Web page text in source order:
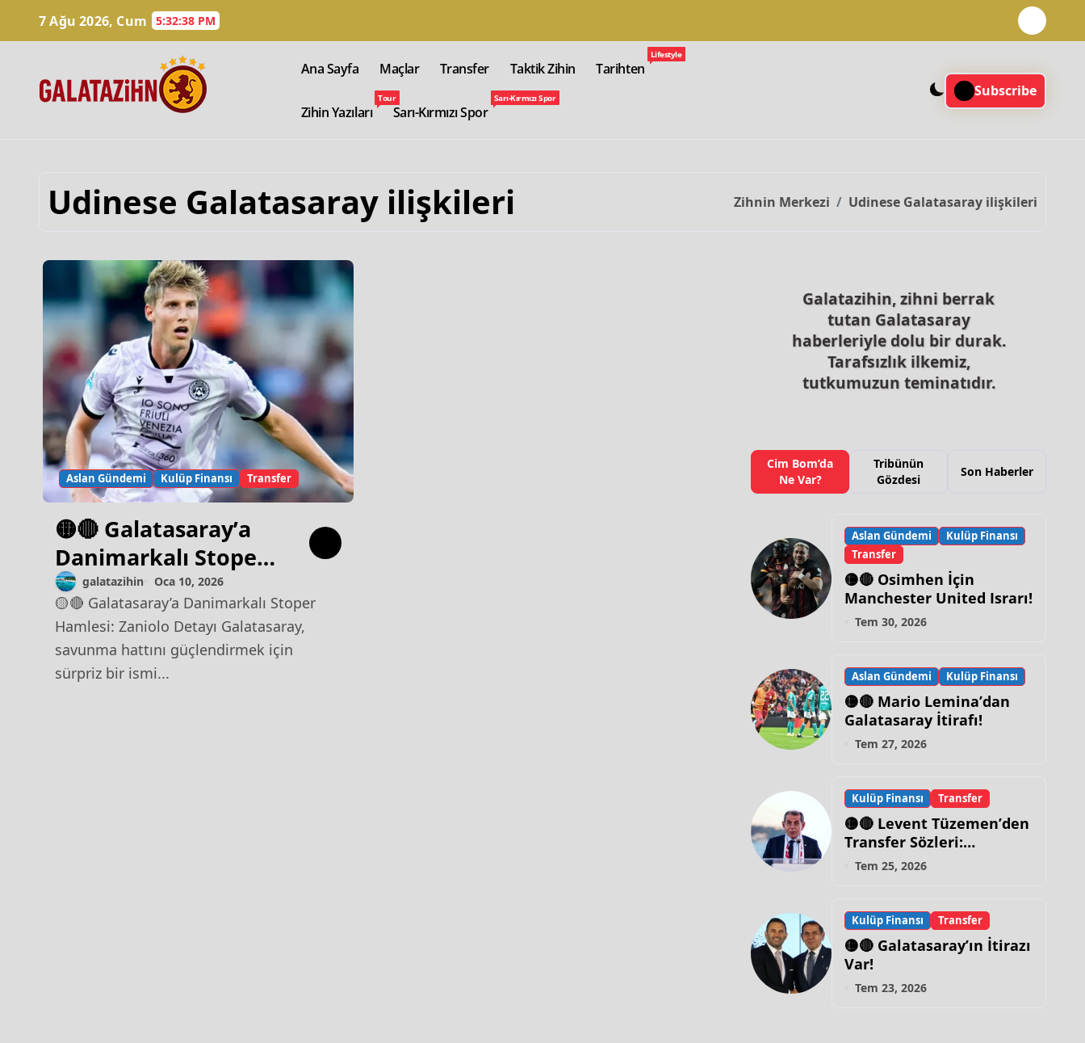
7 Ağu 2026, Cum 5:32:39 PM
Ana Sayfa Maçlar Transfer Taktik Zihin Tarihten
Lifestyle
Zihin Yazıları
Tour
Sarı-Kırmızı Spor
Sarı-Kırmızı Spor Subscribe
Udinese Galatasaray ilişkileri Zihnin Merkezi Udinese Galatasaray ilişkileri
Aslan Gündemi Kulüp Finansı Transfer
🟡🔴 Galatasaray’a
Danimarkalı Stoper
Hamlesi: Zaniolo
Detayı
galatazihin Oca 10, 2026
🟡🔴 Galatasaray’a Danimarkalı Stoper
Hamlesi: Zaniolo Detayı Galatasaray,
savunma hattını güçlendirmek için
sürpriz bir ismi...
Galatazihin, zihni berrak
tutan Galatasaray
haberleriyle dolu bir durak.
Tarafsızlık ilkemiz,
tutkumuzun teminatıdır.
Cim Bom’da
Ne Var?
Tribünün
Gözdesi
Son Haberler
Aslan Gündemi
Kulüp Finansı
Transfer
🟡🔴 Osimhen İçin
Manchester United Israrı!
Tem 30, 2026
Aslan Gündemi Kulüp Finansı
🟡🔴 Mario Lemina’dan
Galatasaray İtirafı!
Tem 27, 2026
Kulüp Finansı Transfer
🟡🔴 Levent Tüzemen’den
Transfer Sözleri:
“Galatasaray’ın Zirve
Tem 25, 2026
Kulüp Finansı Transfer
🟡🔴 Galatasaray’ın İtirazı
Var!
Tem 23, 2026